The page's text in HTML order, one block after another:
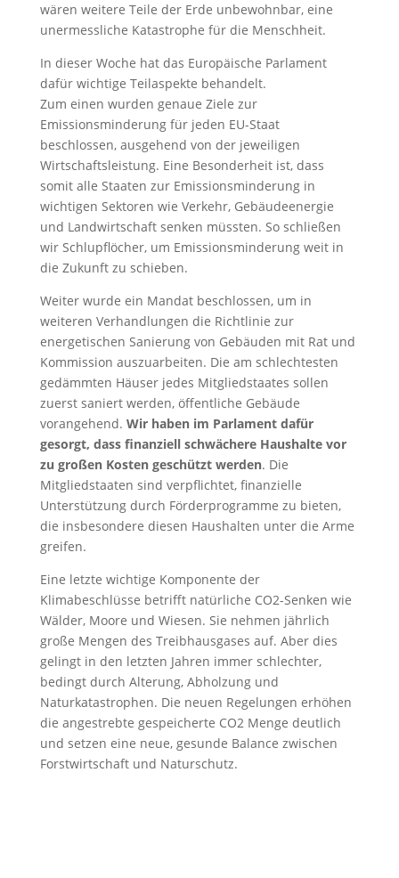
wären weitere Teile der Erde unbewohnbar, eine
unermessliche Katastrophe für die Menschheit.
In dieser Woche hat das Europäische Parlament
dafür wichtige Teilaspekte behandelt.
Zum einen wurden genaue Ziele zur
Emissionsminderung für jeden EU-Staat
beschlossen, ausgehend von der jeweiligen
Wirtschaftsleistung. Eine Besonderheit ist, dass
somit alle Staaten zur Emissionsminderung in
wichtigen Sektoren wie Verkehr, Gebäudeenergie
und Landwirtschaft senken müssten. So schließen
wir Schlupflöcher, um Emissionsminderung weit in
die Zukunft zu schieben.
Weiter wurde ein Mandat beschlossen, um in
weiteren Verhandlungen die Richtlinie zur
energetischen Sanierung von Gebäuden mit Rat und
Kommission auszuarbeiten. Die am schlechtesten
gedämmten Häuser jedes Mitgliedstaates sollen
zuerst saniert werden, öffentliche Gebäude
vorangehend. Wir haben im Parlament dafür
gesorgt, dass finanziell schwächere Haushalte vor
zu großen Kosten geschützt werden. Die
Mitgliedstaaten sind verpflichtet, finanzielle
Unterstützung durch Förderprogramme zu bieten,
die insbesondere diesen Haushalten unter die Arme
greifen.
Eine letzte wichtige Komponente der
Klimabeschlüsse betrifft natürliche CO2-Senken wie
Wälder, Moore und Wiesen. Sie nehmen jährlich
große Mengen des Treibhausgases auf. Aber dies
gelingt in den letzten Jahren immer schlechter,
bedingt durch Alterung, Abholzung und
Naturkatastrophen. Die neuen Regelungen erhöhen
die angestrebte gespeicherte CO2 Menge deutlich
und setzen eine neue, gesunde Balance zwischen
Forstwirtschaft und Naturschutz.